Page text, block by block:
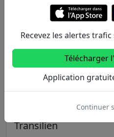
10 11
14
RER
A B C
Transilien
Recevez les alertes
Télécharger
Application
Continuer